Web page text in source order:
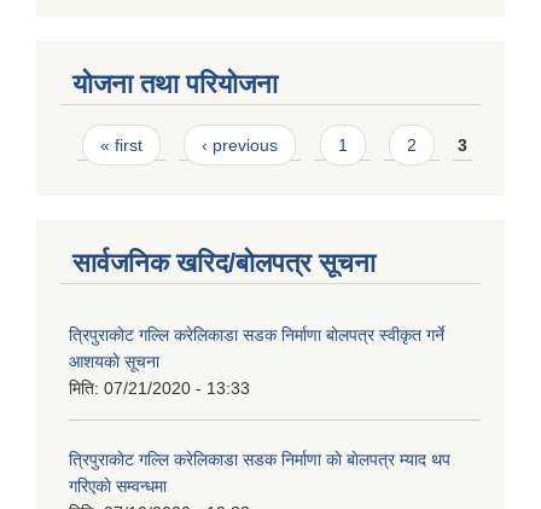
योजना तथा परियोजना
Pages
« first ‹ previous 1 2 3
सार्वजनिक खरिद/बोलपत्र सूचना
त्रिपुराकाेट गल्लि करेलिकाडा सडक निर्माणा बाेलपत्र स्वीकृत गर्ने
आशयकाे सूचना
मिति: 07/21/2020 - 13:33
त्रिपुराकाेट गल्लि करेलिकाडा सडक निर्माणा काे बाेलपत्र म्याद थप
गरिएकाे सम्वन्धमा